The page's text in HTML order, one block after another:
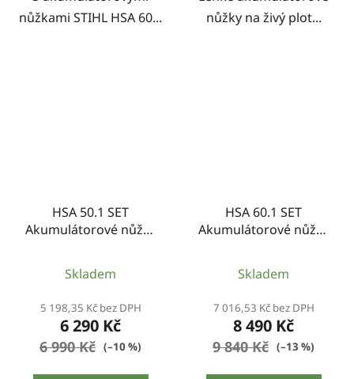
nůžkami STIHL HSA 60...
nůžky na živý plot...
HSA 50.1 SET
Akumulátorové nůžky
Skladem
5 198,35 Kč bez DPH
6 290 Kč
6 990 Kč (–10 %)
HSA 60.1 SET
Akumulátorové nůžky
Skladem
7 016,53 Kč bez DPH
8 490 Kč
9 840 Kč (–13 %)